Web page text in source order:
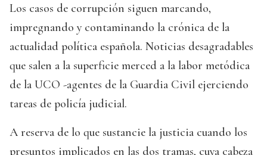
Los casos de corrupción siguen marcando,
impregnando y contaminando la crónica de la
actualidad política española. Noticias desagradables
que salen a la superficie merced a la labor metódica
de la UCO -agentes de la Guardia Civil ejerciendo
tareas de policía judicial.
A reserva de lo que sustancie la justicia cuando los
presuntos implicados en las dos tramas, cuya cabeza